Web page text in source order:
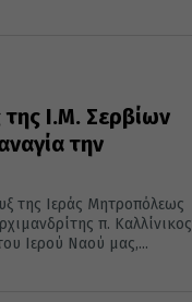
Ι.Μ. Σερβίων
την
της Ιεράς Μητροπόλεως
π. Καλλίνικος
Ιερού Ναού μας,...